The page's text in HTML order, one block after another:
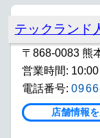
テックランド
〒868-0083 熊
営業時間:
電話番号:
店舗情報